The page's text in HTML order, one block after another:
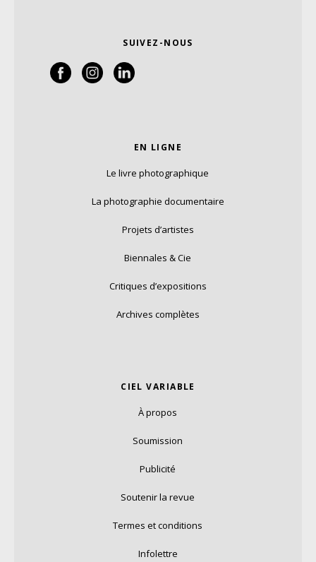
SUIVEZ-NOUS
EN LIGNE
Le livre photographique
La photographie documentaire
Projets d’artistes
Biennales & Cie
Critiques d’expositions
Archives complètes
CIEL VARIABLE
À propos
Soumission
Publicité
Soutenir la revue
Termes et conditions
Infolettre